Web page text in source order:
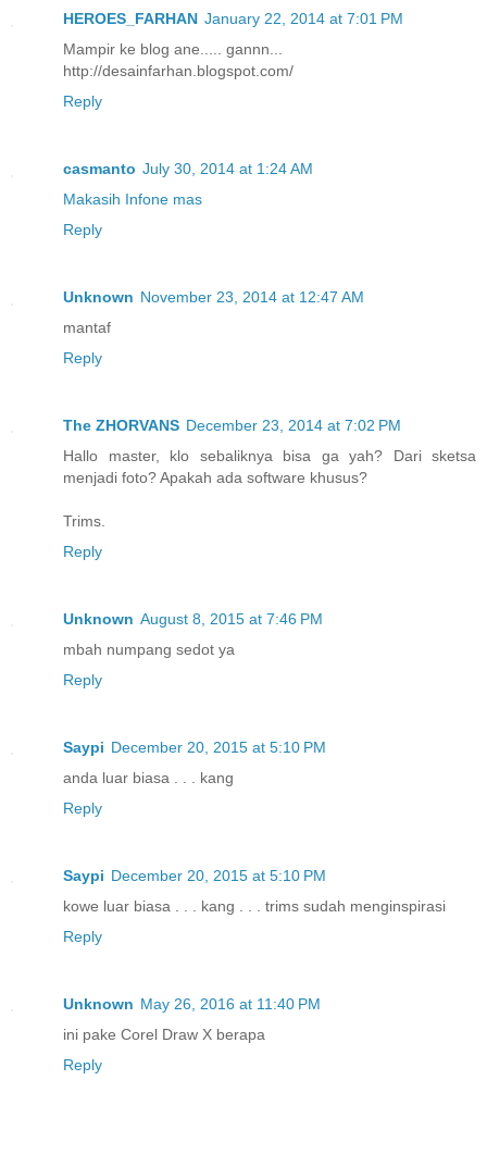
HEROES_FARHAN January 22, 2014 at 7:01 PM
Mampir ke blog ane..... gannn...
http://desainfarhan.blogspot.com/
Reply
casmanto July 30, 2014 at 1:24 AM
Makasih Infone mas
Reply
Unknown November 23, 2014 at 12:47 AM
mantaf
Reply
The ZHORVANS December 23, 2014 at 7:02 PM
Hallo master, klo sebaliknya bisa ga yah? Dari sketsa
menjadi foto? Apakah ada software khusus?
Trims.
Reply
Unknown August 8, 2015 at 7:46 PM
mbah numpang sedot ya
Reply
Saypi December 20, 2015 at 5:10 PM
anda luar biasa . . . kang
Reply
Saypi December 20, 2015 at 5:10 PM
kowe luar biasa . . . kang . . . trims sudah menginspirasi
Reply
Unknown May 26, 2016 at 11:40 PM
ini pake Corel Draw X berapa
Reply